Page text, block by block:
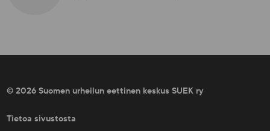
© 2026 Suomen urheilun eettinen keskus SUEK ry
Tietoa sivustosta